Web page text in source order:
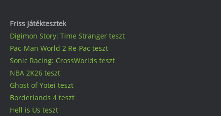
Friss játéktesztek
Digimon Story: Time Stranger teszt
Pac-Man World 2 Re-Pac teszt
Sonic Racing: CrossWorlds teszt
NBA 2K26 teszt
Ghost of Yotei teszt
Borderlands 4 teszt
Hell is Us teszt